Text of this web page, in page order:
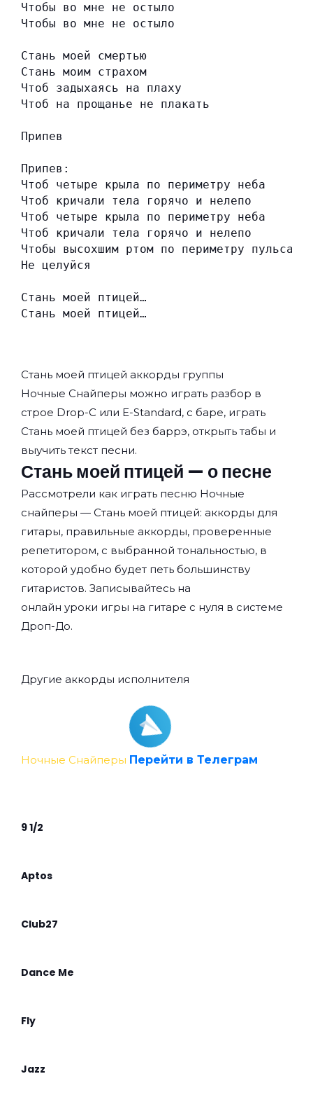
Чтобы во мне не остыло
Чтобы во мне не остыло
Стань моей смертью
Стань моим страхом
Чтоб задыхаясь на плаху
Чтоб на прощанье не плакать
Припев
Припев:
Чтоб четыре крыла по периметру неба
Чтоб кричали тела горячо и нелепо
Чтоб четыре крыла по периметру неба
Чтоб кричали тела горячо и нелепо
Чтобы высохшим ртом по периметру пульса
Не целуйся
Стань моей птицей…
Стань моей птицей…
Стань моей птицей аккорды группы
Ночные Снайперы можно играть разбор в
строе Drop-C или E-Standard, с баре, играть
Стань моей птицей без баррэ, открыть табы и
выучить текст песни.
Стань моей птицей — о песне
Рассмотрели как играть песню Ночные
снайперы — Стань моей птицей: аккорды для
гитары, правильные аккорды, проверенные
репетитором, с выбранной тональностью, в
которой удобно будет петь большинству
гитаристов. Записывайтесь на
онлайн уроки игры на гитаре с нуля в системе
Дроп-До.
Другие аккорды исполнителя
Ночные Снайперы Перейти в Телеграм
9 1/2
Aptos
Club27
Dance Me
Fly
Jazz